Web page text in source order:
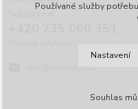
info@sekacky.net
Používané služby
Nastavení
Souhlas